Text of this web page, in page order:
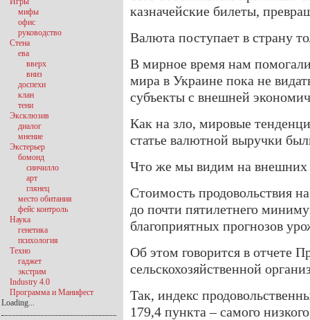
казначейские билеты,
Валюта поступает в страну
В мирное время нам
мира в Украине пока не
субъекты с внешней
Как на зло, мировые
статье валютной выручки
Что же мы видим на внешних
Стоимость продовольствия
до почти пятилетнего
благоприятных прогнозов
Об этом говорится в отчете
сельскохозяйственной
Так, индекс
179,4 пункта – самого
мифы
офис
руководство
Стена
ева
вверх
вниз
доспехи
клан
тени
Эксклюзив
диалог
мнение
Экстерьер
бомонд
синчилло
арт
глянец
место обитания
фейс контроль
Наука
генетика
психология
Техно
гаджет
экстрим
Industry 4.0
Программа и Манифест
Loading...